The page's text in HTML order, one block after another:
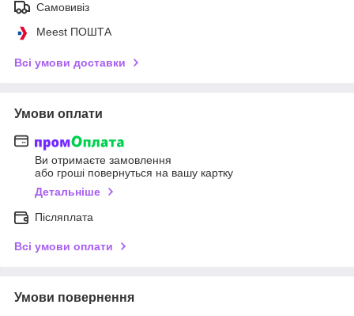
Самовивіз
Meest ПОШТА
Всі умови доставки
Умови оплати
Ви отримаєте замовлення
або гроші повернуться на вашу картку
Детальніше
Післяплата
Всі умови оплати
Умови повернення